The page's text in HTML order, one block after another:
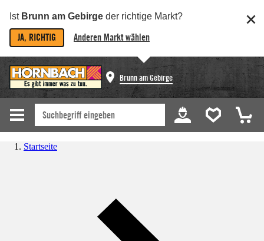
Ist Brunn am Gebirge der richtige Markt?
JA, RICHTIG Anderen Markt wählen
Brunn am Gebirge
Startseite